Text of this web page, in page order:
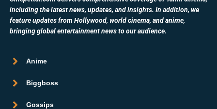
including the latest news, updates, and insights. In addition, we
feature updates from Hollywood, world cinema, and anime,
bringing global entertainment news to our audience.
Anime
Biggboss
Gossips